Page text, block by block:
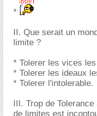
*
II. Que serait un
limite ?
* Tolerer les vices
* Tolerer les ideaux
* Tolerer l'intolerable.
III. Trop de
de limites est